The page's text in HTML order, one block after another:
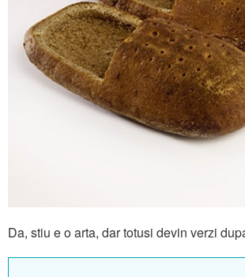
Da, stiu e o arta, dar totusi devin verzi